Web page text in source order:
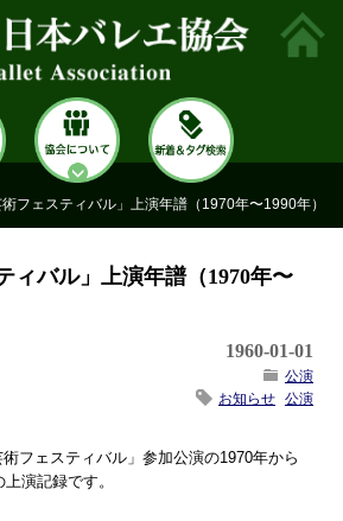
フェスティバル」上演年譜（1970年〜1990年）
ィバル」上演年譜（1970年〜
1960-01-01
公演
お知らせ 公演
術フェスティバル」参加公演の1970年から
上演記録です。